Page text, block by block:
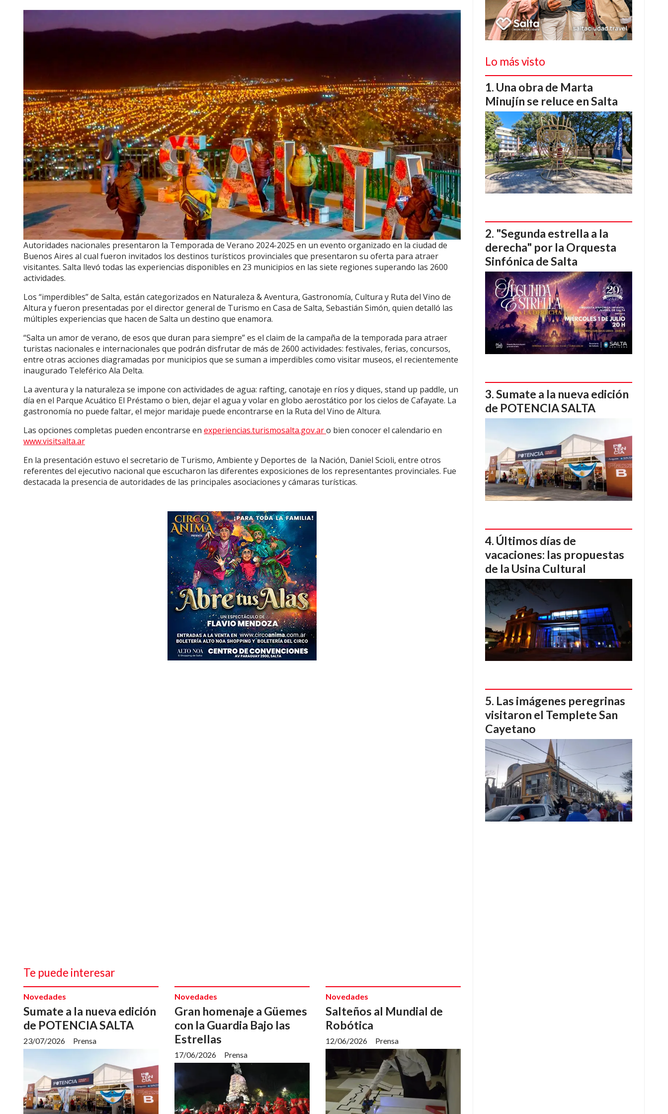
Autoridades nacionales presentaron la Temporada de Verano 2024-2025 en un evento organizado en la ciudad de
Buenos Aires al cual fueron invitados los destinos turísticos provinciales que presentaron su oferta para atraer
visitantes. Salta llevó todas las experiencias disponibles en 23 municipios en las siete regiones superando las 2600
actividades.
Los “imperdibles” de Salta, están categorizados en Naturaleza & Aventura, Gastronomía, Cultura y Ruta del Vino de
Altura y fueron presentadas por el director general de Turismo en Casa de Salta, Sebastián Simón, quien detalló las
múltiples experiencias que hacen de Salta un destino que enamora.
“Salta un amor de verano, de esos que duran para siempre” es el claim de la campaña de la temporada para atraer
turistas nacionales e internacionales que podrán disfrutar de más de 2600 actividades: festivales, ferias, concursos,
entre otras acciones diagramadas por municipios que se suman a imperdibles como visitar museos, el recientemente
inaugurado Teleférico Ala Delta.
La aventura y la naturaleza se impone con actividades de agua: rafting, canotaje en ríos y diques, stand up paddle, un
día en el Parque Acuático El Préstamo o bien, dejar el agua y volar en globo aerostático por los cielos de Cafayate. La
gastronomía no puede faltar, el mejor maridaje puede encontrarse en la Ruta del Vino de Altura.
Las opciones completas pueden encontrarse en experiencias.turismosalta.gov.aro bien conocer el calendario en
www.visitsalta.ar
En la presentación estuvo el secretario de Turismo, Ambiente y Deportes de la Nación, Daniel Scioli, entre otros
referentes del ejecutivo nacional que escucharon las diferentes exposiciones de los representantes provinciales. Fue
destacada la presencia de autoridades de las principales asociaciones y cámaras turísticas.
Te puede interesar
Sumate a la nueva edición
de POTENCIA SALTA
Prensa
Novedades
23/07/2026
Gran homenaje a Güemes
con la Guardia Bajo las
Estrellas
Prensa
Novedades
17/06/2026
Salteños al Mundial de
Robótica
Prensa
Novedades
12/06/2026
Lo más visto
Una obra de Marta
Minujín se reluce en Salta
"Segunda estrella a la
derecha" por la Orquesta
Sinfónica de Salta
Sumate a la nueva edición
de POTENCIA SALTA
Últimos días de
vacaciones: las propuestas
de la Usina Cultural
Las imágenes peregrinas
visitaron el Templete San
Cayetano